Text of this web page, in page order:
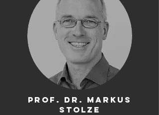
PROF. dr. Markus
Stolze